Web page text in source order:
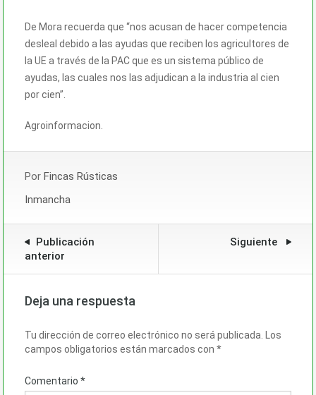
De Mora recuerda que “nos acusan de hacer competencia
desleal debido a las ayudas que reciben los agricultores de
la UE a través de la PAC que es un sistema público de
ayudas, las cuales nos las adjudican a la industria al cien
por cien”.
Agroinformacion.
Por Fincas Rústicas
Inmancha
Publicación
anterior
Siguiente
Deja una respuesta
Tu dirección de correo electrónico no será publicada. Los
campos obligatorios están marcados con *
Comentario *